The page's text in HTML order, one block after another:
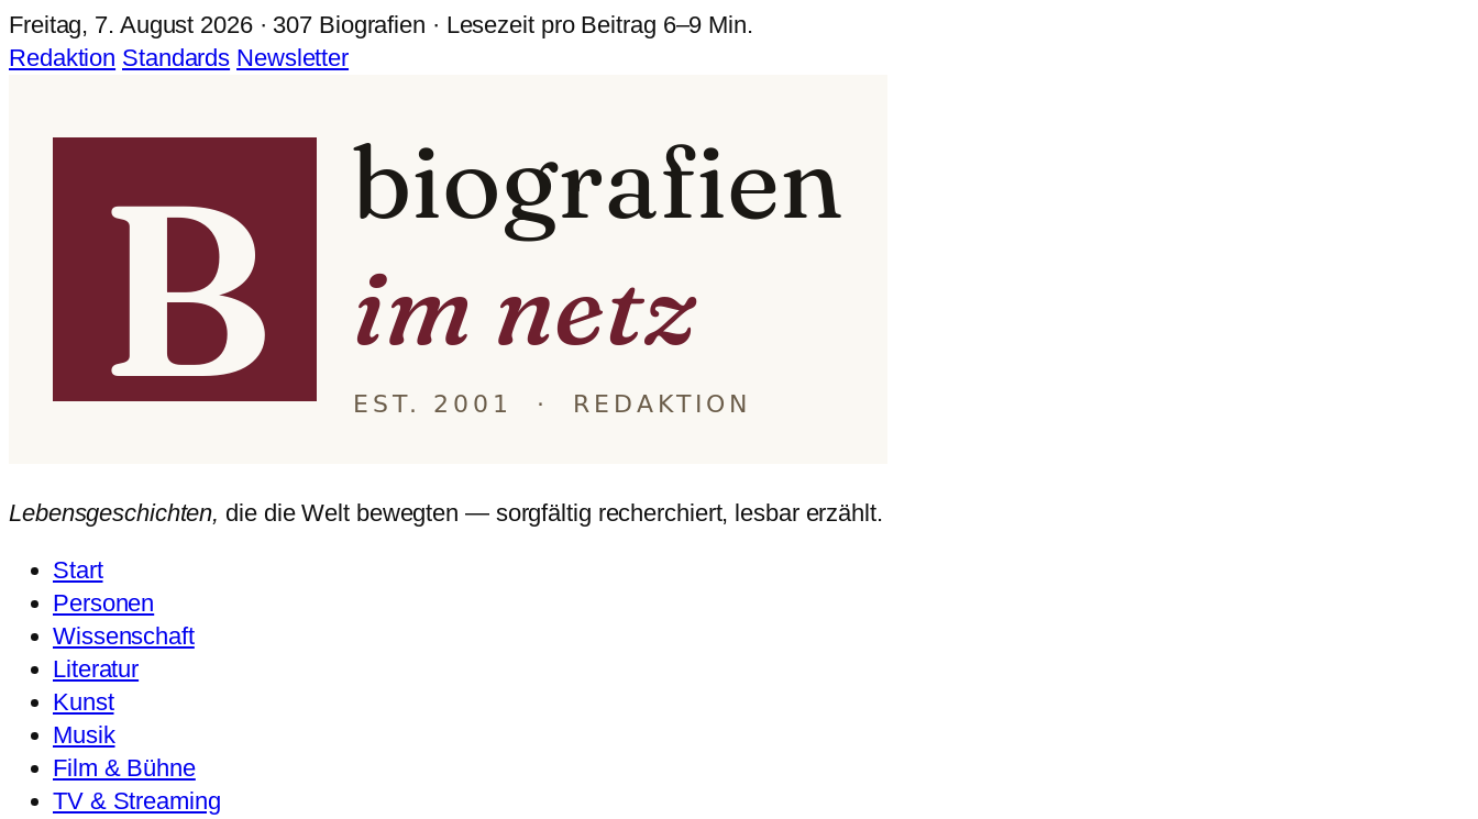
Freitag, 7. August 2026 · 307 Biografien · Lesezeit pro Beitrag 6–9 Min.
Redaktion Standards Newsletter
Lebensgeschichten, die die Welt bewegten — sorgfältig recherchiert, lesbar erzählt.
Start
Personen
Wissenschaft
Literatur
Kunst
Musik
Film & Bühne
TV & Streaming